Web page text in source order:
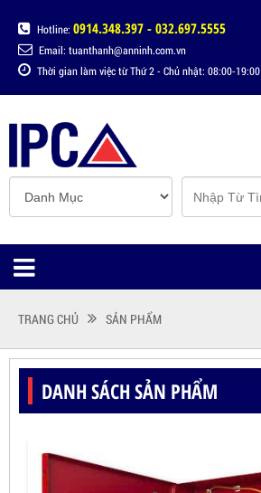
Hotline: 0914.348.397 - 032.697.5555
Email: tuanthanh@anninh.com.vn
Thời gian làm việc từ Thứ 2 - Chủ nhật: 08:00-19:00
TRANG CHỦ SẢN PHẨM
DANH SÁCH SẢN PHẨM